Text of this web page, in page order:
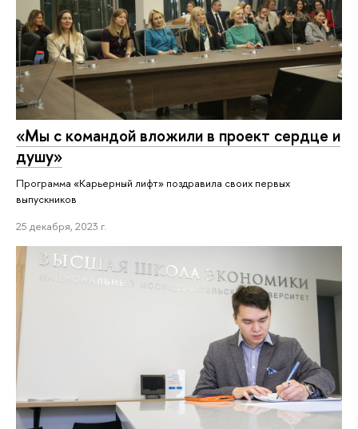
«Мы с командой вложили в проект сердце и
душу»
Программа «Карьерный лифт» поздравила своих первых
выпускников
25 декабря, 2023 г.